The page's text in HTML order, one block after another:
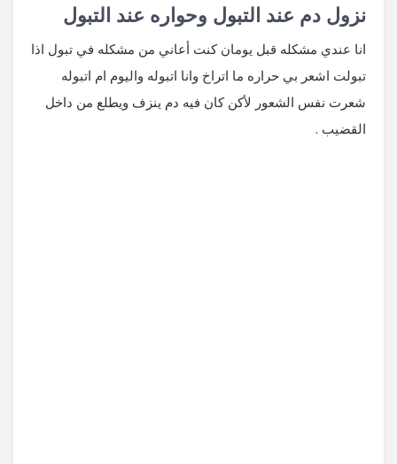
نزول دم عند التبول وحواره عند التبول
انا عندي مشكله قبل يومان كنت أعاني من مشكله في تبول اذا
تبولت اشعر بي حراره ما اتراخ وانا اتبوله واليوم ام اتبوله
شعرت نفس الشعور لأكن كان فيه دم ينزف ويطلع من داخل
القضيب .